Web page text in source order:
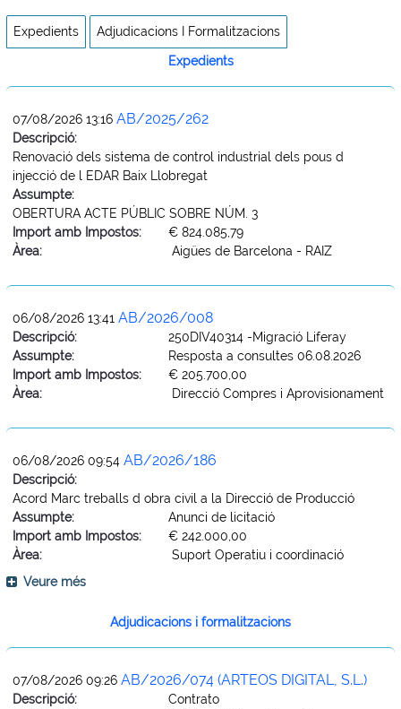
Expedients Adjudicacions I Formalitzacions
Expedients
07/08/2026 13:16 AB/2025/262
Descripció:
Renovació dels sistema de control industrial dels pous d
injecció de l EDAR Baix Llobregat
Assumpte:
OBERTURA ACTE PÚBLIC SOBRE NÚM. 3
Import amb Impostos:
€ 824.085,79
Àrea:
Aigües de Barcelona - RAIZ
06/08/2026 13:41 AB/2026/008
Descripció:
250DIV40314 -Migració Liferay
Assumpte:
Resposta a consultes 06.08.2026
Import amb Impostos:
€ 205.700,00
Àrea:
Direcció Compres i Aprovisionament
06/08/2026 09:54 AB/2026/186
Descripció:
Acord Marc treballs d obra civil a la Direcció de Producció
Assumpte:
Anunci de licitació
Import amb Impostos:
€ 242.000,00
Àrea:
Suport Operatiu i coordinació
Veure més
Adjudicacions i formalitzacions
07/08/2026 09:26 AB/2026/074 (ARTEOS DIGITAL, S.L.)
Descripció:
Contrato